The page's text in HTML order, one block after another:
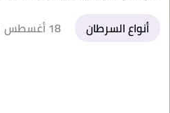
أنواع السرطان 18 أغسطس 2021